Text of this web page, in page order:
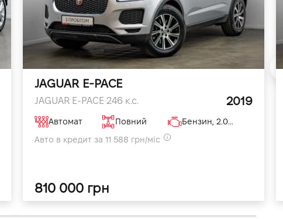
JAGUAR E-PACE
JAGUAR E-PACE 246 к.с. 2019
Автомат Повний
Бензин, 2.0 л
Авто в кредит за 11 588 грн/міс
810 000 грн